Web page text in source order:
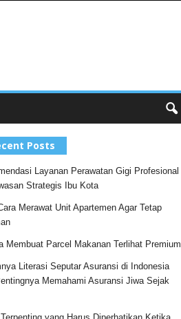
Posts
Layanan Perawatan Gigi Profesional
Strategis Ibu Kota
Merawat Unit Apartemen Agar Tetap
Membuat Parcel Makanan Terlihat Premium
Literasi Seputar Asuransi di Indonesia
Memahami Asuransi Jiwa Sejak